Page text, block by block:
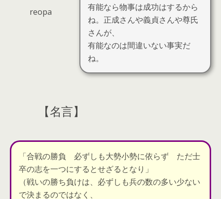
reopa
有能なら物事は成功はするから
ね。正成さんや義貞さんや尊氏
さんが、
有能なのは間違いない事実だ
ね。
【名言】
「合戦の勝負 必ずしも大勢小勢に依らず ただ士
卒の志を一つにするとせざるとなり」
（戦いの勝ち負けは、必ずしも兵の数の多い少ない
で決まるのではなく、